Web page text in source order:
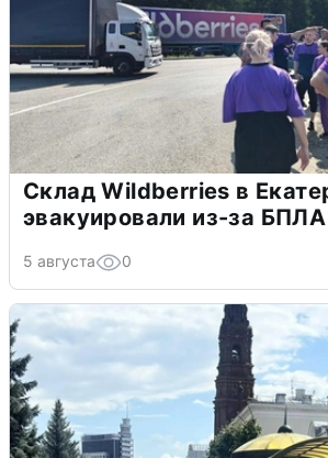
Склад Wildberries в
эвакуировали из-за БПЛА
5 августа 0